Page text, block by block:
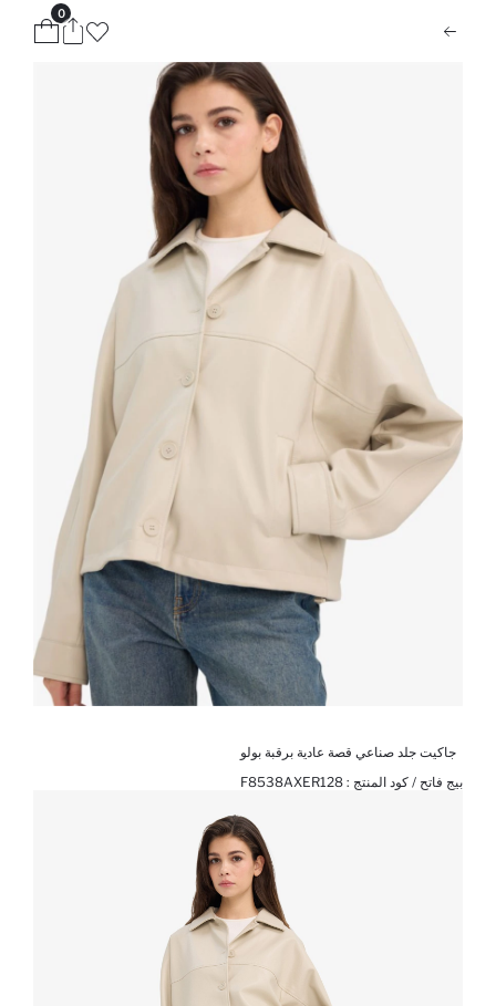
0
جاكيت جلد صناعي قصة عادية برقبة بولو
بيج فاتح / كود المنتج : F8538AXER128